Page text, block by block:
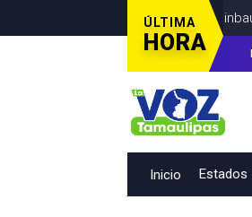
ÚLTIMA
HORA
presidenta Claudia Sheinbaum
resalta seguridad en transporte
Inicio Estados